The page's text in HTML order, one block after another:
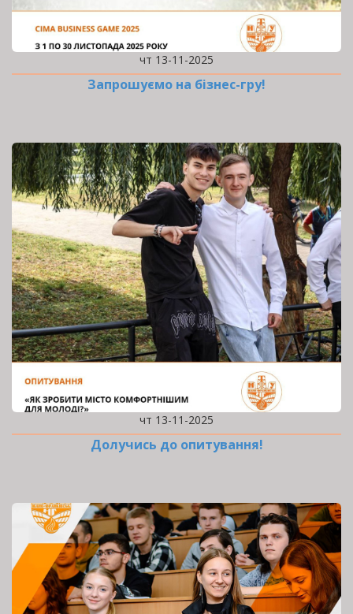
чт 13-11-2025
Запрошуємо на бізнес-гру!
чт 13-11-2025
Долучись до опитування!